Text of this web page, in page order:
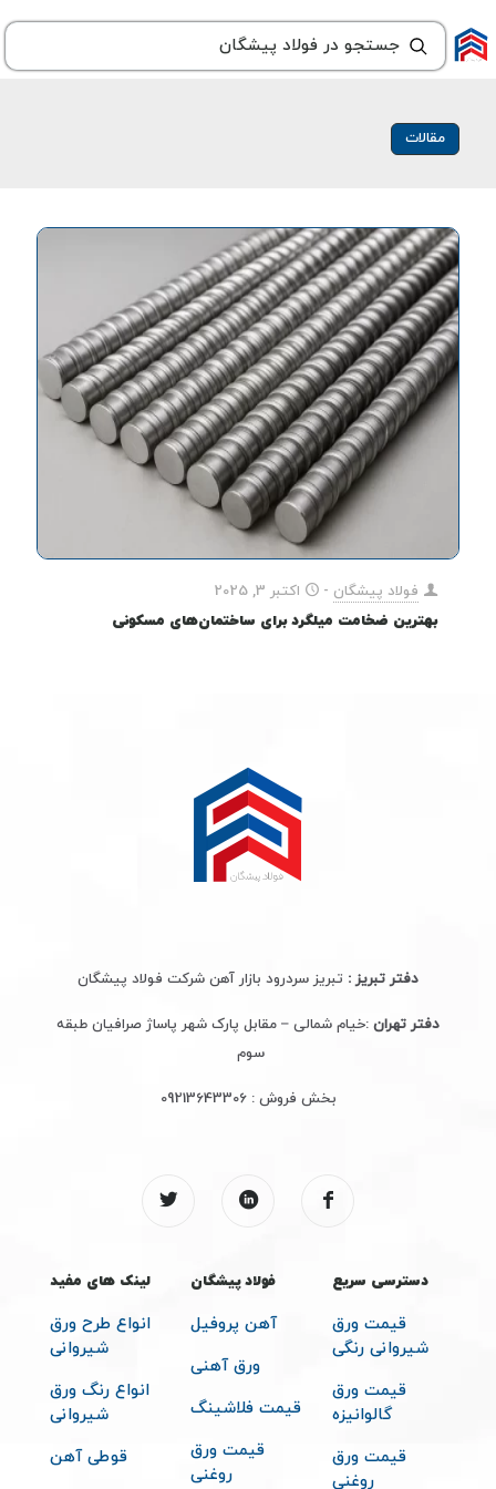
مقالات
فولاد پیشگان -
اکتبر 3, 2025
بهترین ضخامت میلگرد برای ساختمان‌های مسکونی
دفتر تبریز : تبریز سردرود بازار آهن شرکت فولاد پیشگان
دفتر تهران :خیام شمالی – مقابل پارک شهر پاساژ صرافیان طبقه
سوم
بخش فروش :09213643306
دسترسی سریع
قیمت ورق
شیروانی رنگی
قیمت ورق
گالوانیزه
قیمت ورق
روغنی
فولاد پیشگان
آهن پروفیل
ورق آهنی
قیمت فلاشینگ
قیمت ورق
روغنی
لینک های مفید
انواع طرح ورق
شیروانی
انواع رنگ ورق
شیروانی
قوطی آهن